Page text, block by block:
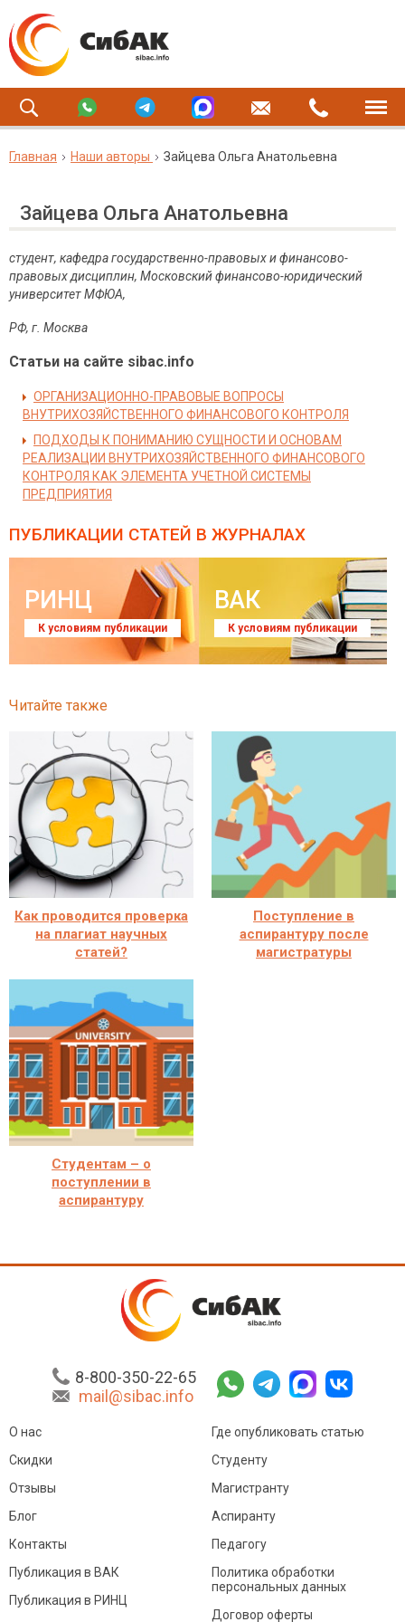
Главная Наши авторы Зайцева Ольга Анатольевна
Зайцева Ольга Анатольевна
студент, кафедра государственно-правовых и финансово-
правовых дисциплин, Московский финансово-юридический
университет МФЮА,
РФ, г. Москва
Статьи на сайте sibac.info
ОРГАНИЗАЦИОННО-ПРАВОВЫЕ ВОПРОСЫ
ВНУТРИХОЗЯЙСТВЕННОГО ФИНАНСОВОГО КОНТРОЛЯ
ПОДХОДЫ К ПОНИМАНИЮ СУЩНОСТИ И ОСНОВАМ
РЕАЛИЗАЦИИ ВНУТРИХОЗЯЙСТВЕННОГО ФИНАНСОВОГО
КОНТРОЛЯ КАК ЭЛЕМЕНТА УЧЕТНОЙ СИСТЕМЫ
ПРЕДПРИЯТИЯ
ПУБЛИКАЦИИ СТАТЕЙ В ЖУРНАЛАХ
РИНЦ
К условиям публикации
ВАК
К условиям публикации
Читайте также
Как проводится проверка
на плагиат научных
статей?
Поступление в
аспирантуру после
магистратуры
Студентам – о
поступлении в
аспирантуру
8-800-350-22-65
mail@sibac.info
О нас
Скидки
Отзывы
Блог
Контакты
Где опубликовать статью
Студенту
Магистранту
Аспиранту
Педагогу
Публикация в ВАК
Публикация в РИНЦ
Политика обработки
персональных данных
Договор оферты